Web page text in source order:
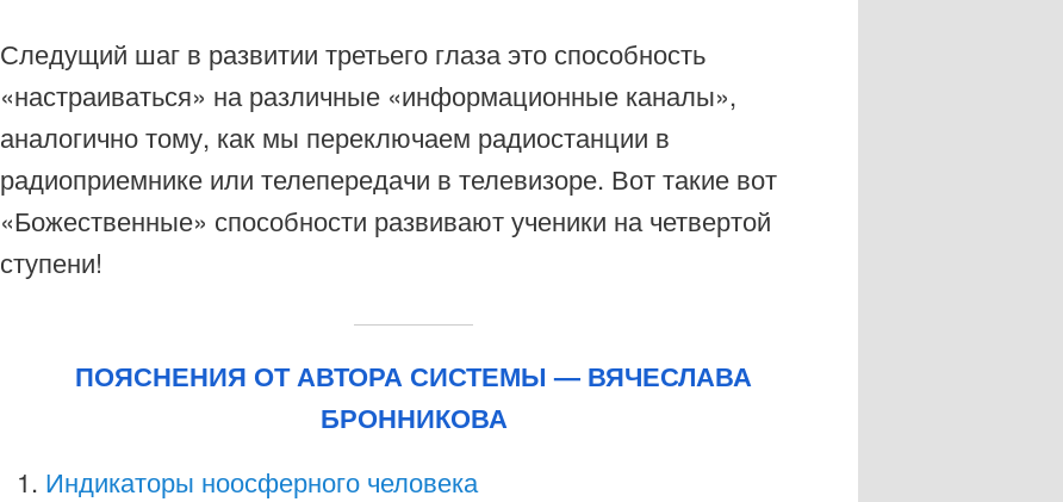
Следущий шаг в развитии третьего глаза это способность
«настраиваться» на различные «информационные каналы»,
аналогично тому, как мы переключаем радиостанции в
радиоприемнике или телепередачи в телевизоре. Вот такие вот
«Божественные» способности развивают ученики на четвертой
ступени!
ПОЯСНЕНИЯ ОТ АВТОРА СИСТЕМЫ — ВЯЧЕСЛАВА
БРОННИКОВА
Индикаторы ноосферного человека